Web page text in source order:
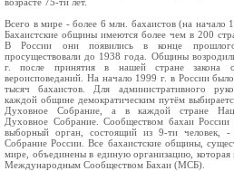
Всего в мире - более 6 млн. бахаистов (на начало
Бахаистские общины имеются более чем в 200
В России они появились в конце
просуществовали до 1938 года. Общины
г. после принятия в нашей стране закона
вероисповеданий. На начало 1999 г. в России
тысяч бахаистов. Для административного
каждой общине демократическим путём
Духовное Собрание, а в каждой стране
Духовное Собрание. Сообществом бахаи России
выборный орган, состоящий из 9-ти человек, -
Собрание России. Все бахаистские общины,
мире, объединены в единую организацию, которая
Международным Сообществом Бахаи (МСБ).